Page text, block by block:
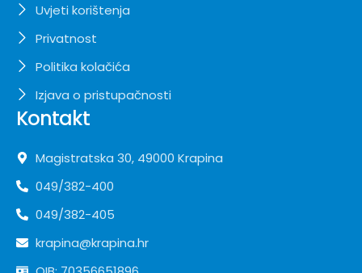
Uvjeti korištenja
Privatnost
Politika kolačića
Izjava o pristupačnosti
Kontakt
Magistratska 30, 49000 Krapina
049/382-400
049/382-405
krapina@krapina.hr